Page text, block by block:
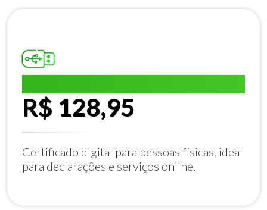
R$ 128,95
Certificado digital para pessoas físicas, ideal
para declarações e serviços online.